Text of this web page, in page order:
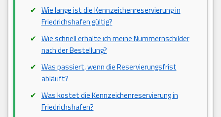
Wie lange ist die Kennzeichenreservierung in
Friedrichshafen gültig?
Wie schnell erhalte ich meine Nummernschilder
nach der Bestellung?
Was passiert, wenn die Reservierungsfrist
abläuft?
Was kostet die Kennzeichenreservierung in
Friedrichshafen?